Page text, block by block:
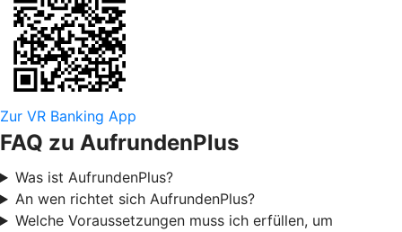
Zur VR Banking App
FAQ zu AufrundenPlus
Was ist AufrundenPlus?
An wen richtet sich AufrundenPlus?
Welche Voraussetzungen muss ich erfüllen, um